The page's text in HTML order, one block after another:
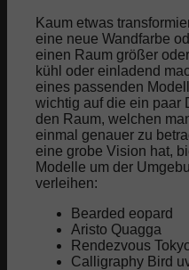
Kaum etwas
eine neue Wandfarbe
einen Raum größer
kühl oder einladend
eines passenden
wichtig auf die ein paar
den Raum, welchen
einmal genauer zu
eine grobe Vision hat,
Modelle um der
verleihen:
Bearded eopard
Aristo Quagga
Rendezvous
Calligraphy Bird